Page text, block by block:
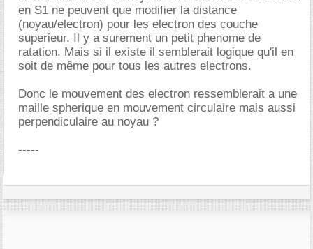
en S1 ne peuvent que modifier la distance
(noyau/electron) pour les electron des couche
superieur. Il y a surement un petit phenome de
ratation. Mais si il existe il semblerait logique qu'il en
soit de même pour tous les autres electrons.
Donc le mouvement des electron ressemblerait a une
maille spherique en mouvement circulaire mais aussi
perpendiculaire au noyau ?
-----